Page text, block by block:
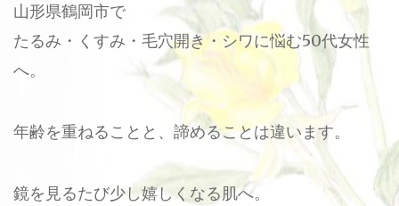
山形県鶴岡市で
たるみ・くすみ・毛穴開き・シワに悩む50代女性
へ。
年齢を重ねることと、諦めることは違います。
鏡を見るたび少し嬉しくなる肌へ。